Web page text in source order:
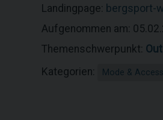
Landingpage: bergsport-
Aufgenommen am:
Themenschwerpunkt:
Kategorien:
Mode &